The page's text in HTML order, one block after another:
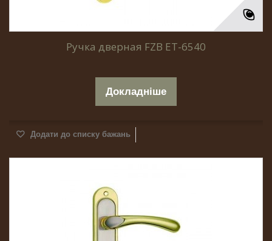
Ручка дверная FZB ET-6540
Докладніше
Додати до списку бажань